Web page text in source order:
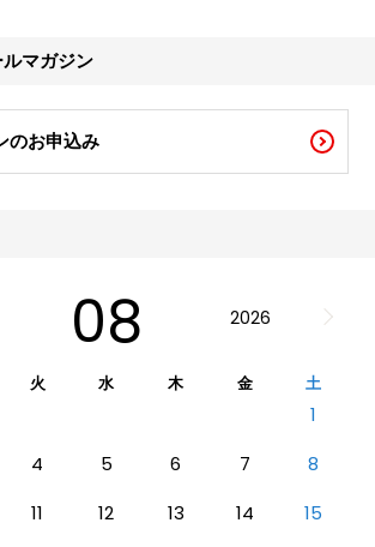
」が増えているという
マガジン
のお申込み
08 2026
火 水 木 金 土
1
4 5 6 7
8
11 12 13 14
15